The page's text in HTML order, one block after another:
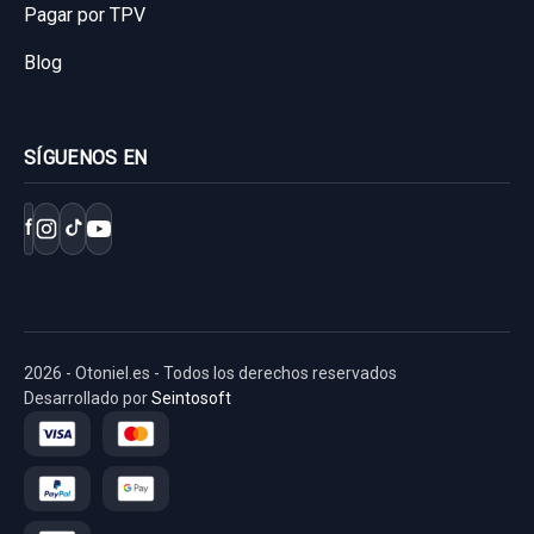
MOTOR ELEVALUNAS TRASERO DERECHO
Pagar por TPV
Blog
SÍGUENOS EN
f
2026 - Otoniel.es - Todos los derechos reservados
Desarrollado porSeintosoft